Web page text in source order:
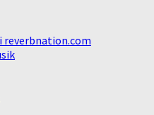
reverbnation.com